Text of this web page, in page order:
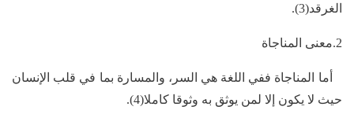
الغرقد(3).
2.معنى المناجاة
أما المناجاة ففي اللغة هي السر، والمسارة بما في قلب الإنسان
حيث لا يكون إلا لمن يوثق به وثوقا كاملا(4).